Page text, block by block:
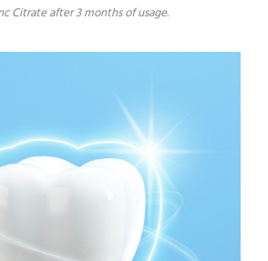
Citrate after 3 months of usage.